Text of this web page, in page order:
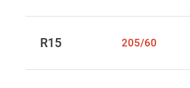
R15 205/60